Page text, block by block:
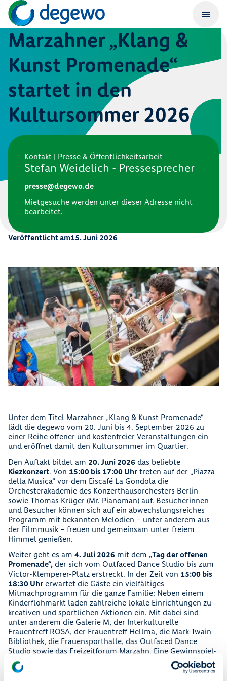
Marzahner „Klang &
Kunst Promenade“
startet in den
Kultursommer 2026
Kontakt | Presse & Öffentlichkeitsarbeit
Stefan Weidelich - Pressesprecher
presse@degewo.de
Mietgesuche werden unter dieser Adresse nicht
bearbeitet.
Veröffentlicht am15. Juni 2026
Unter dem Titel Marzahner „Klang & Kunst Promenade“
lädt die degewo vom 20. Juni bis 4. September 2026 zu
einer Reihe offener und kostenfreier Veranstaltungen ein
und eröffnet damit den Kultursommer im Quartier.
Den Auftakt bildet am 20. Juni 2026 das beliebte
Kiezkonzert. Von 15:00 bis 17:00 Uhr treten auf der „Piazza
della Musica“ vor dem Eiscafé La Gondola die
Orchesterakademie des Konzerthausorchesters Berlin
sowie Thomas Krüger (Mr. Pianoman) auf. Besucherinnen
und Besucher können sich auf ein abwechslungsreiches
Programm mit bekannten Melodien – unter anderem aus
der Filmmusik – freuen und gemeinsam unter freiem
Himmel genießen.
Weiter geht es am4. Juli 2026 mit dem„Tag der offenen
Promenade“, der sich vom Outfaced Dance Studio bis zum
Victor-Klemperer-Platz erstreckt. In der Zeit von 15:00 bis
18:30 Uhr erwartet die Gäste ein vielfältiges
Mitmachprogramm für die ganze Familie: Neben einem
Kinderflohmarkt laden zahlreiche lokale Einrichtungen zu
kreativen und sportlichen Aktionen ein. Mit dabei sind
unter anderem die Galerie M, der Interkulturelle
Frauentreff ROSA, der Frauentreff Hellma, die Mark-Twain-
Bibliothek, die Frauensporthalle, das Outfaced Dance
Studio sowie das Freizeitforum Marzahn. Eine Gewinnspiel-
Rallye verbindet die Stationen und bietet attraktive Preise.
Den Abschluss bildet am